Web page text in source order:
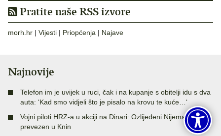
Pratite naše RSS izvore
morh.hr | Vijesti | Priopćenja | Najave
Najnovije
Telefon im je uvijek u ruci, čak i na kupanje s obitelji idu s dva
auta: ‘Kad smo vidjeli što je pisalo na krovu te kuće…‘
Vojni piloti HRZ-a u akciji na Dinari: Ozlijeđeni Nijemac
prevezen u Knin